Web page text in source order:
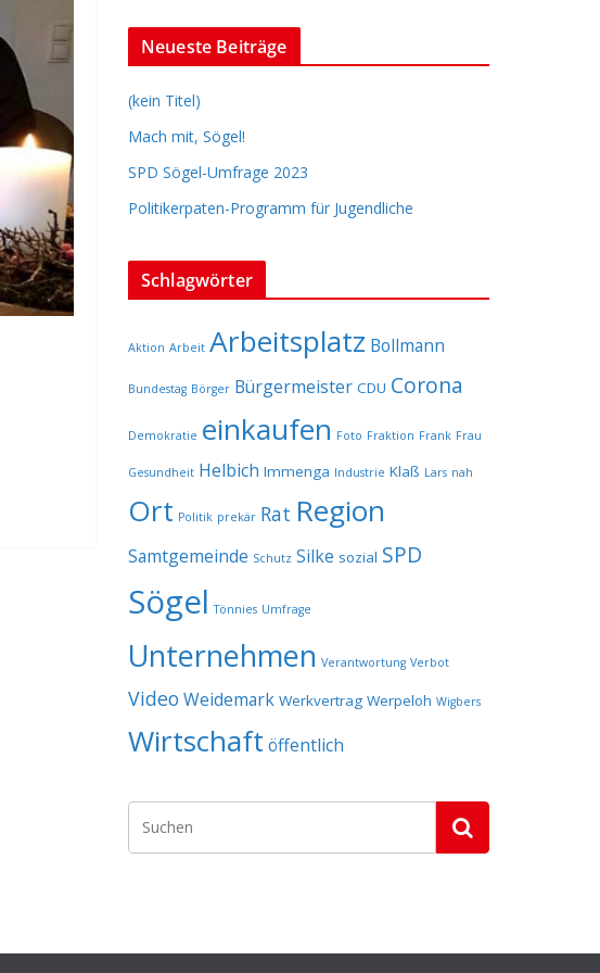
Neueste Beiträge
(kein Titel)
Mach mit, Sögel!
SPD Sögel-Umfrage 2023
Politikerpaten-Programm für Jugendliche
Schlagwörter
Aktion Arbeit Arbeitsplatz Bollmann
Bundestag Börger Bürgermeister CDU Corona
Demokratie einkaufen Foto Fraktion Frank Frau
Gesundheit Helbich Immenga Industrie Klaß Lars nah
Ort Politik prekär Rat Region
Samtgemeinde Schutz Silke sozial SPD
Sögel Tönnies Umfrage
Unternehmen Verantwortung Verbot
Video Weidemark Werkvertrag Werpeloh Wigbers
Wirtschaft öffentlich